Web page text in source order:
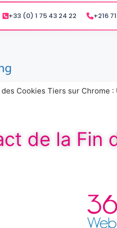
+33 (0) 1 75 43 24 22 +216
des Cookies Tiers sur Chrome
de la Fin